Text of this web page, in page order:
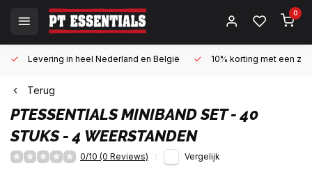
0
Levering in heel Nederland en België 10% korting met een
Terug
PTESSENTIALSMINIBAND SET - 40
STUKS - 4 WEERSTANDEN
0/10 (0 Reviews) Vergelijk